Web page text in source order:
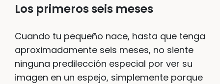
Los primeros seis meses
Cuando tu pequeño nace, hasta que tenga
aproximadamente seis meses, no siente
ninguna predilección especial por ver su
imagen en un espejo, simplemente porque